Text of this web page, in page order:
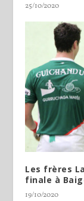
25/10/2020
Les frères
finale à
19/10/2020